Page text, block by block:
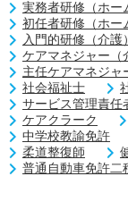
実務者研修（ホー
初任者研修（ホー
入門的研修（介護）
ケアマネジャー（
主任ケアマネジャ
社会福祉士
サービス管理責任
ケアクラーク
中学校教諭免許
柔道整復師
普通自動車免許二